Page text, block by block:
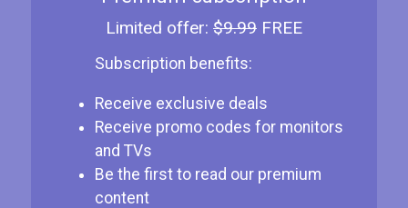
Limited offer: $9.99FREE
Subscription benefits:
Receive exclusive deals
Receive promo codes for monitors
and TVs
Be the first to read our premium
content